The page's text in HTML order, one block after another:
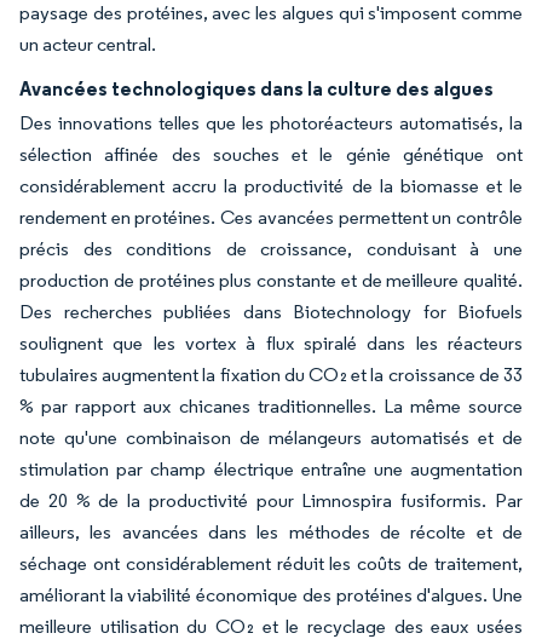
paysage des protéines, avec les algues qui s'imposent comme
un acteur central.
Avancées technologiques dans la culture des algues
Des innovations telles que les photoréacteurs automatisés, la
sélection affinée des souches et le génie génétique ont
considérablement accru la productivité de la biomasse et le
rendement en protéines. Ces avancées permettent un contrôle
précis des conditions de croissance, conduisant à une
production de protéines plus constante et de meilleure qualité.
Des recherches publiées dans Biotechnology for Biofuels
soulignent que les vortex à flux spiralé dans les réacteurs
tubulaires augmentent la fixation du CO₂ et la croissance de 33
% par rapport aux chicanes traditionnelles. La même source
note qu'une combinaison de mélangeurs automatisés et de
stimulation par champ électrique entraîne une augmentation
de 20 % de la productivité pour Limnospira fusiformis. Par
ailleurs, les avancées dans les méthodes de récolte et de
séchage ont considérablement réduit les coûts de traitement,
améliorant la viabilité économique des protéines d'algues. Une
meilleure utilisation du CO₂ et le recyclage des eaux usées